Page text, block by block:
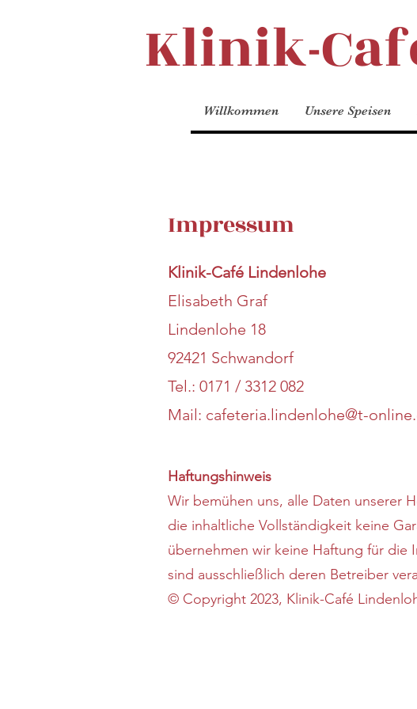
Klinik-
Willkommen Unsere Speisen
Impressum
Klinik-Café Lindenlohe
Elisabeth Graf
Lindenlohe 18
92421 Schwandorf
Tel.: 0171 / 3312 082
Mail: cafeteria.lindenlohe@t-
Haftungshinweis
Wir bemühen uns, alle Daten unserer
die inhaltliche Vollständigkeit keine
übernehmen wir keine Haftung für die
sind ausschließlich deren Betreiber
© Copyright 2023, Klinik-Café